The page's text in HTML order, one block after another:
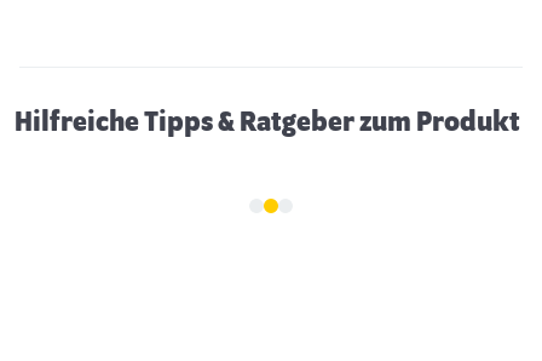
Hilfreiche Tipps & Ratgeber zum Produkt